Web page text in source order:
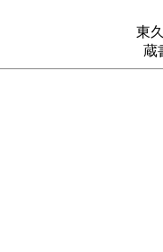
東
蔵